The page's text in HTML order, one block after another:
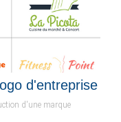
d'entreprise
d'une marque